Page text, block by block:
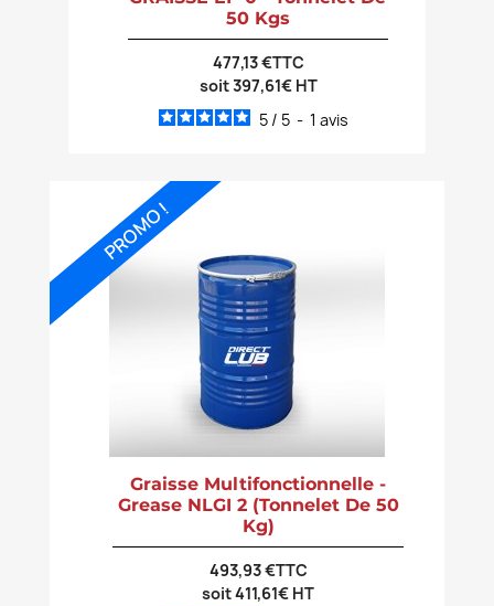
50 Kgs
477,13 €TTC
soit 397,61€ HT
5 / 5 - 1 avis
Graisse Multifonctionnelle -
Grease NLGI 2 (tonnelet De 50
Kg)
493,93 €TTC
soit 411,61€ HT
PROMO !